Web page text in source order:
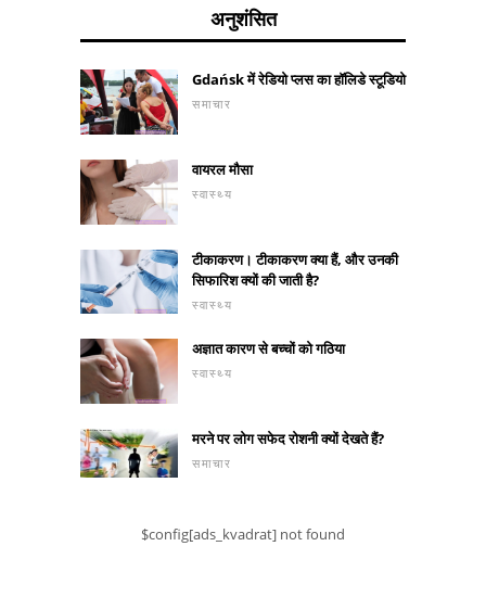
अनुशंसित
Gdańsk में रेडियो प्लस का हॉलिडे स्टूडियो
समाचार
वायरल मौसा
स्वास्थ्य
टीकाकरण। टीकाकरण क्या हैं, और उनकी
सिफारिश क्यों की जाती है?
स्वास्थ्य
अज्ञात कारण से बच्चों को गठिया
स्वास्थ्य
मरने पर लोग सफेद रोशनी क्यों देखते हैं?
समाचार
$config[ads_kvadrat] not found